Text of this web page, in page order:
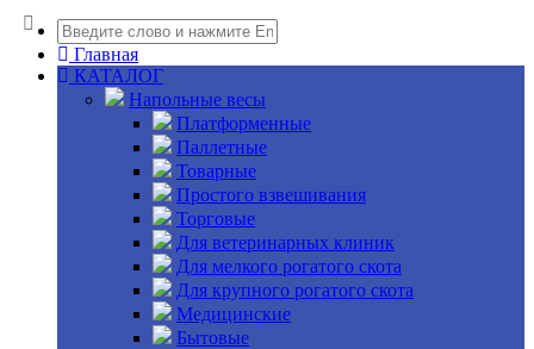
Главная
КАТАЛОГ
Напольные весы
Платформенные
Паллетные
Товарные
Простого взвешивания
Торговые
Для ветеринарных клиник
Для мелкого рогатого скота
Для крупного рогатого скота
Медицинские
Бытовые